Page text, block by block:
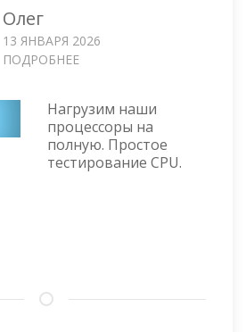
Олег
13 ЯНВАРЯ 2026
ПОДРОБНЕЕ
ПРОСТОЙ
СТРЕСС-
ТЕСТ
CPU
Нагрузим наши
процессоры на
полную. Простое
тестирование CPU.